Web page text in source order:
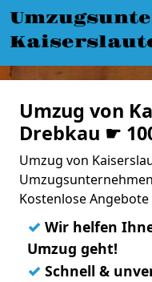
Umzug von
Drebkau ☛
Umzug von
Kostenlose Angebote
✓ Wir helfen
Umzug geht!
✓ Schnell &